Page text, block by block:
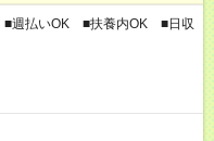
■週払いOK ■扶養内OK ■日収